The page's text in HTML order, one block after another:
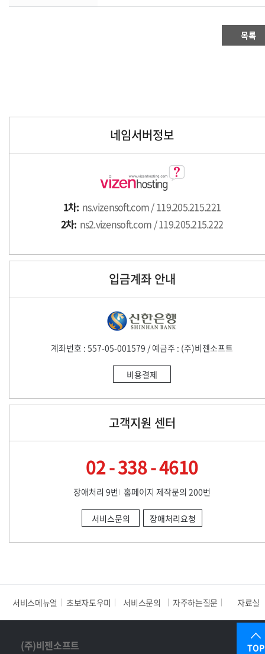
목록
네임서버정보
1차: ns.vizensoft.com / 119.205.215.221
2차: ns2.vizensoft.com / 119.205.215.222
입금계좌 안내
계좌번호 : 557-05-001579 / 예금주 : (주)비젠소프트
비용결제
고객지원 센터
02 - 338 - 4610
장애처리 9번 홈페이지 제작문의 200번
서비스문의 장애처리요청
서비스메뉴얼 초보자도우미 서비스문의 자주하는질문 자료실
TOP
(주)비젠소프트